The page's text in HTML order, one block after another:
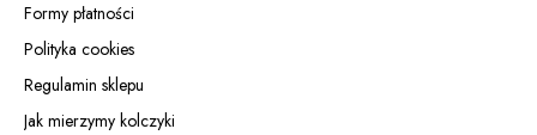
Formy płatności
Polityka cookies
Regulamin sklepu
Jak mierzymy kolczyki